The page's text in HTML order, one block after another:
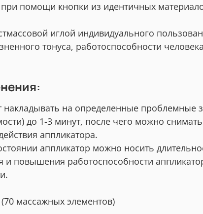
при помощи кнопки из идентичных
иглой индивидуального
тонуса, работоспособности
накладывать на определенные
до 1-3 минут, после чего можно
аппликатора.
аппликатор можно носить
и повышения работоспособности
массажных элементов)